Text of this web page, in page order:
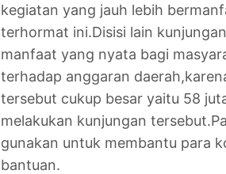
kegiatan yang jauh lebih
terhormat ini.Disisi lain
manfaat yang nyata bagi
terhadap anggaran
tersebut cukup besar yaitu 58
melakukan kunjungan
gunakan untuk membantu para
bantuan.